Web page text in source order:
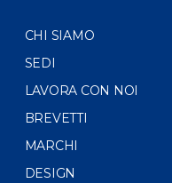
CHI SIAMO
SEDI
LAVORA CON NOI
BREVETTI
MARCHI
DESIGN